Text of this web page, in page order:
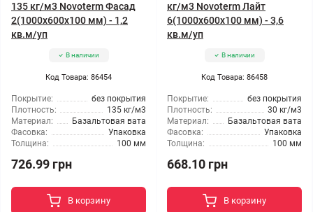
135 кг/м3 Novoterm Фасад
2(1000x600x100 мм) - 1,2
кв.м/уп
В наличии
Код Товара: 86454
Покрытие:
без покрытия
Плотность:
135 кг/м3
Материал:
Базальтовая вата
Фасовка:
Упаковка
Толщина:
100 мм
726.99 грн
В корзину
кг/м3 Novoterm Лайт
6(1000x600x100 мм) - 3,6
кв.м/уп
В наличии
Код Товара: 86458
Покрытие:
без покрытия
Плотность:
30 кг/м3
Материал:
Базальтовая вата
Фасовка:
Упаковка
Толщина:
100 мм
668.10 грн
В корзину